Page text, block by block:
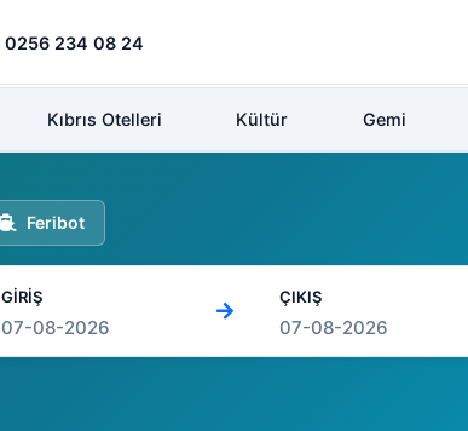
0256 234 08 24
Kıbrıs Otelleri Kültür Gemi
Feribot
GİRİŞ ÇIKIŞ